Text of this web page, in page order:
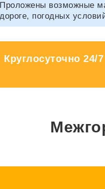
Проложены возможные
дороге, погодных
Круглосуточно 24/7